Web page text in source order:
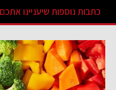
כתבות נוספות שיעניינו אתכם